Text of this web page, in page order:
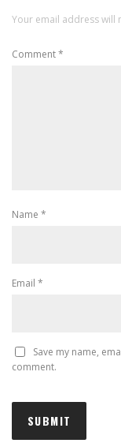
Your email address will
Comment*
Name *
Email *
Save my name,
comment.